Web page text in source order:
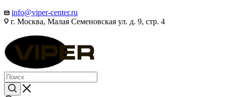
info@viper-center.ru
г. Москва, Малая Семеновская ул. д. 9, стр. 4